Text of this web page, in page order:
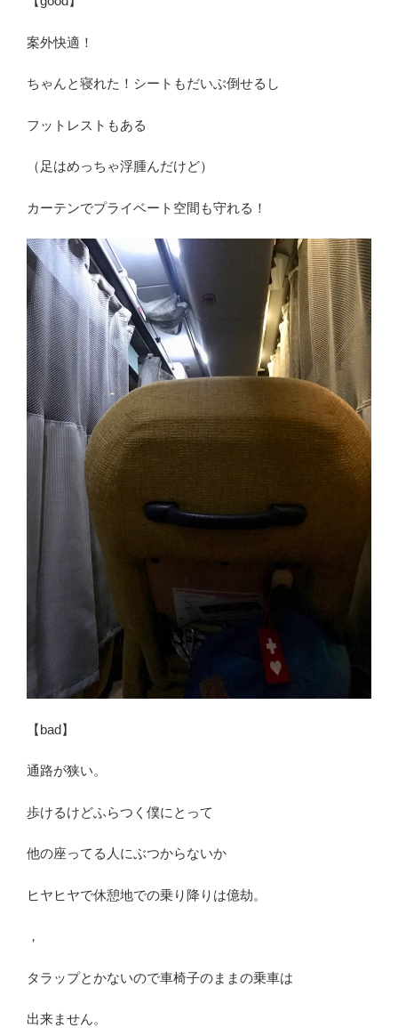
案外快適！
ちゃんと寝れた！シートもだいぶ倒せるし
フットレストもある
（足はめっちゃ浮腫んだけど）
カーテンでプライベート空間も守れる！
【bad】
通路が狭い。
歩けるけどふらつく僕にとって
他の座ってる人にぶつからないか
ヒヤヒヤで休憩地での乗り降りは億劫。
，
タラップとかないので車椅子のままの乗車は
出来ません。